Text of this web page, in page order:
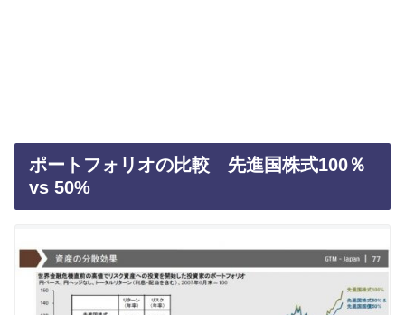
ポートフォリオの比較 先進国株式100％
vs 50%